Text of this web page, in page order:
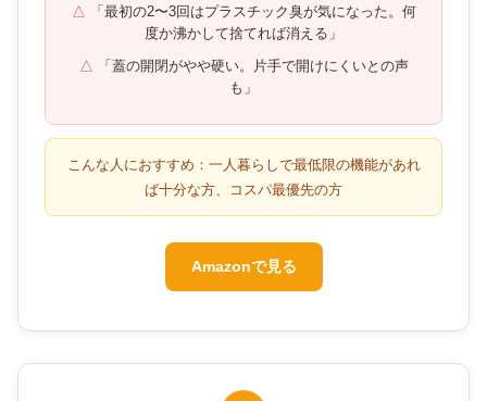
「最初の2〜3回はプラスチック臭が気になった。何
度か沸かして捨てれば消える」
「蓋の開閉がやや硬い。片手で開けにくいとの声
も」
こんな人におすすめ：一人暮らしで最低限の機能があれ
ば十分な方、コスパ最優先の方
Amazonで見る